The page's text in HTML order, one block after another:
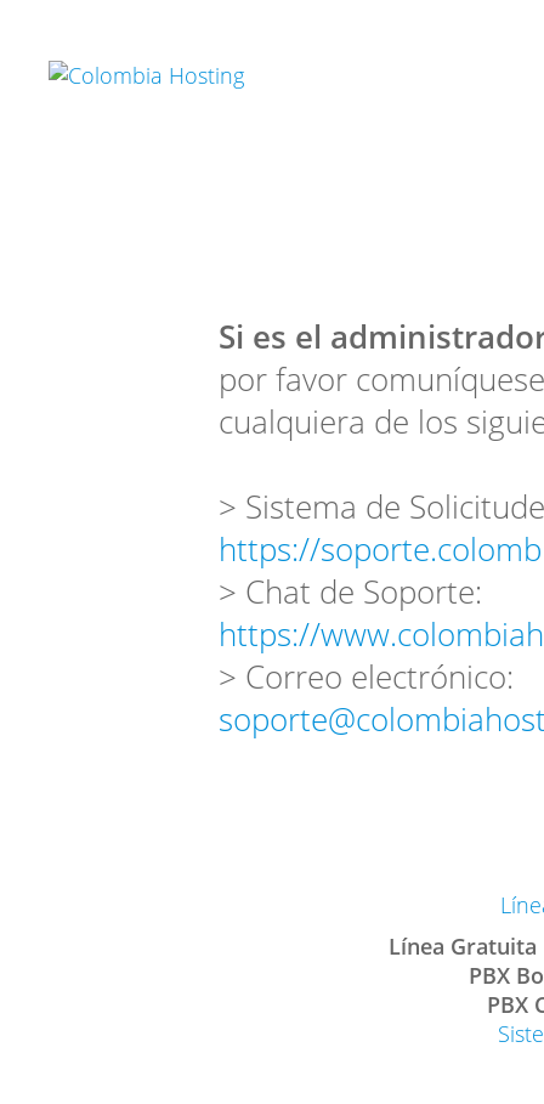
Si es el
por favor
cualquiera de los
> Sistema de
https://
> Chat de Soporte:
https://
> Correo electrónico:
Línea Gratuita
PBX
PBX